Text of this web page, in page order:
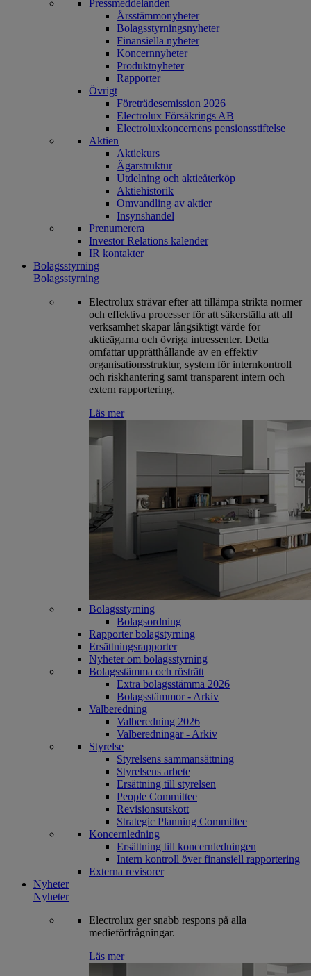
Pressmeddelanden
Årsstämmonyheter
Bolagsstyrningsnyheter
Finansiella nyheter
Koncernnyheter
Produktnyheter
Rapporter
Övrigt
Företrädesemission 2026
Electrolux Försäkrings AB
Electroluxkoncernens pensionsstiftelse
Aktien
Aktiekurs
Ägarstruktur
Utdelning och aktieåterköp
Aktiehistorik
Omvandling av aktier
Insynshandel
Prenumerera
Investor Relations kalender
IR kontakter
Bolagsstyrning
Bolagsstyrning
Electrolux strävar efter att tillämpa strikta normer
och effektiva processer för att säkerställa att all
verksamhet skapar långsiktigt värde för
aktieägarna och övriga intressenter. Detta
omfattar upprätthållande av en effektiv
organisationsstruktur, system för internkontroll
och riskhantering samt transparent intern och
extern rapportering.
Läs mer
Bolagsstyrning
Bolagsordning
Rapporter bolagstyrning
Ersättningsrapporter
Nyheter om bolagsstyrning
Bolagsstämma och rösträtt
Extra bolagsstämma 2026
Bolagsstämmor - Arkiv
Valberedning
Valberedning 2026
Valberedningar - Arkiv
Styrelse
Styrelsens sammansättning
Styrelsens arbete
Ersättning till styrelsen
People Committee
Revisionsutskott
Strategic Planning Committee
Koncernledning
Ersättning till koncernledningen
Intern kontroll över finansiell rapportering
Externa revisorer
Nyheter
Nyheter
Electrolux ger snabb respons på alla
medieförfrågningar.
Läs mer